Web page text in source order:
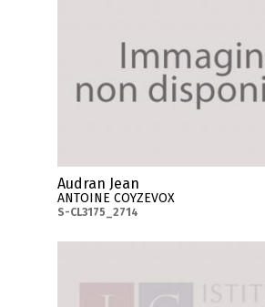
Audran Jean
ANTOINE COYZEVOX
S-CL3175_2714